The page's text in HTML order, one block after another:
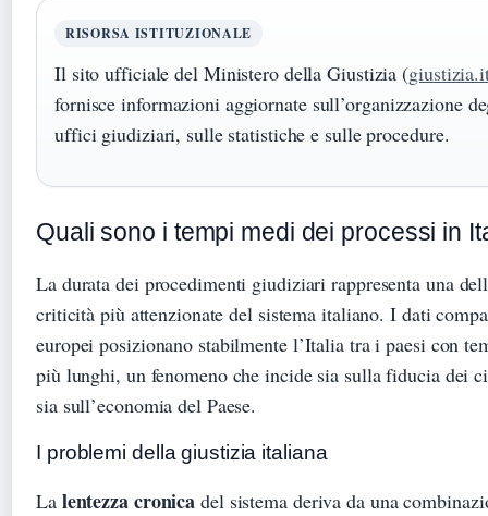
RISORSA ISTITUZIONALE
Il sito ufficiale del Ministero della Giustizia (
fornisce informazioni aggiornate sull’organizzazione
uffici giudiziari, sulle statistiche e sulle procedure.
Quali sono i tempi medi dei processi in
La durata dei procedimenti giudiziari rappresenta una
criticità più attenzionate del sistema italiano. I dati
europei posizionano stabilmente l’Italia tra i paesi con
più lunghi, un fenomeno che incide sia sulla fiducia dei
sia sull’economia del Paese.
I problemi della giustizia italiana
La lentezza cronica del sistema deriva da una